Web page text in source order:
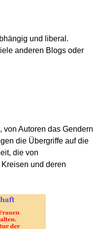
und liberal.
anderen Blogs oder
von Autoren das Gendern
die Übergriffe auf die
die von
und deren